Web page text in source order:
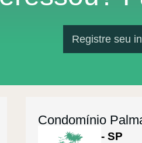
Registre seu
Condomínio
Joanópolis - SP